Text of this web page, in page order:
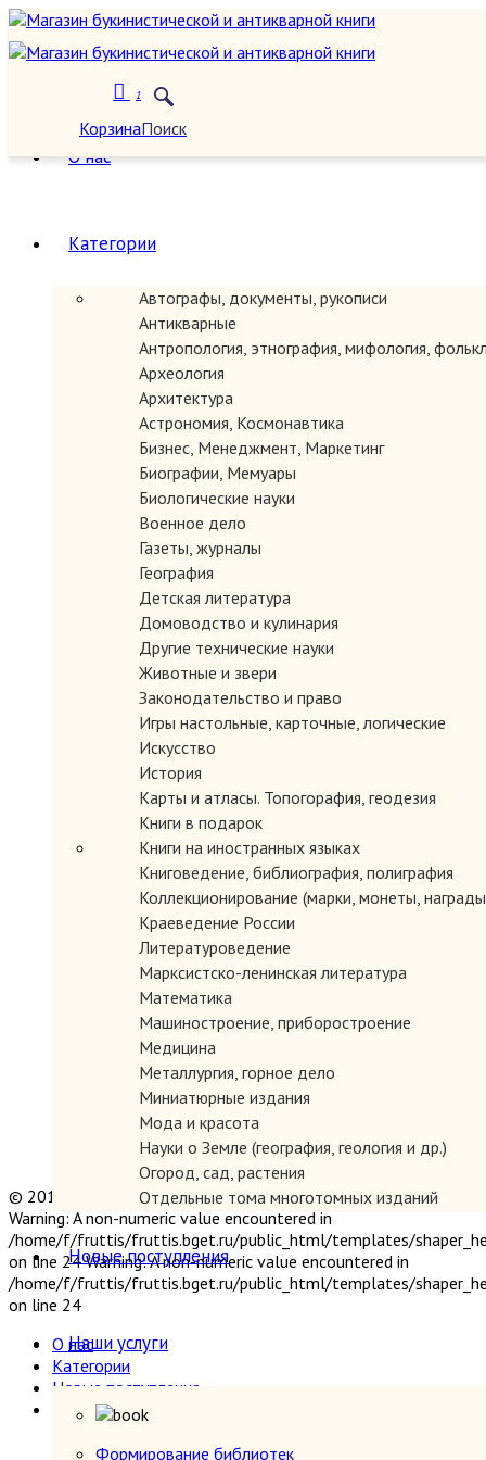
Поиск
1
Корзина
О нас
Категории
Автографы, документы, рукописи
Антикварные
Антропология, этнография, мифология,
Археология
Архитектура
Астрономия, Космонавтика
Бизнес, Менеджмент, Маркетинг
Биографии, Мемуары
Биологические науки
Военное дело
Газеты, журналы
География
Детская литература
Домоводство и кулинария
Другие технические науки
Животные и звери
Законодательство и право
Игры настольные, карточные, логические
Искусство
История
Карты и атласы. Топогорафия, геодезия
Книги в подарок
Книги на иностранных языках
Книговедение, библиография, полиграфия
Коллекционирование (марки, монеты,
Краеведение России
Литературоведение
Марксистско-ленинская литература
Математика
Машиностроение, приборостроение
Медицина
Металлургия, горное дело
Миниатюрные издания
Мода и красота
Науки о Земле (география, геология и др.)
Огород, сад, растения
Отдельные тома многотомных изданий
Открытки
Охота и рыбалка
Педагогика
Политология, геополитика, дипломатия
Промышленность, производство
Религия
Сатира и юмор
Новые поступления
Наши услуги
Формирование библиотек
© 2019 "Параграф" Покупка и продажа антикварных книг
Warning: A non-numeric value encountered in
/home/f/fruttis/fruttis.bget.ru/public_html/templates/
on line 24 Warning: A non-numeric value encountered in
/home/f/fruttis/fruttis.bget.ru/public_html/templates/
on line 24
О нас
Категории
Новые поступления
Наши услуги
Прием книг